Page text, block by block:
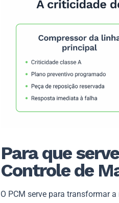
Para que
Controle de
O PCM serve para transformar